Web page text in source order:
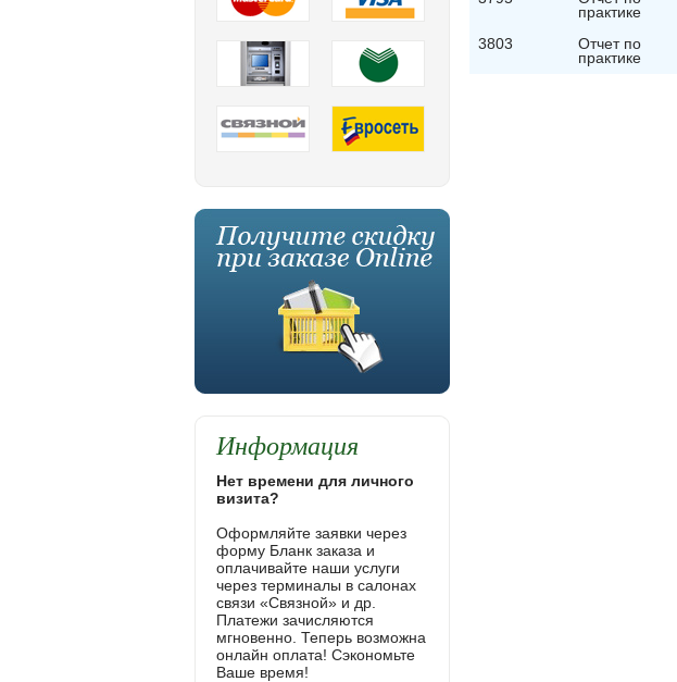
практике
3803
Отчет по
практике
Информация
Нет времени для личного
визита?
Оформляйте заявки через
форму Бланк заказа и
оплачивайте наши услуги
через терминалы в салонах
связи «Связной» и др.
Платежи зачисляются
мгновенно. Теперь возможна
онлайн оплата! Сэкономьте
Ваше время!